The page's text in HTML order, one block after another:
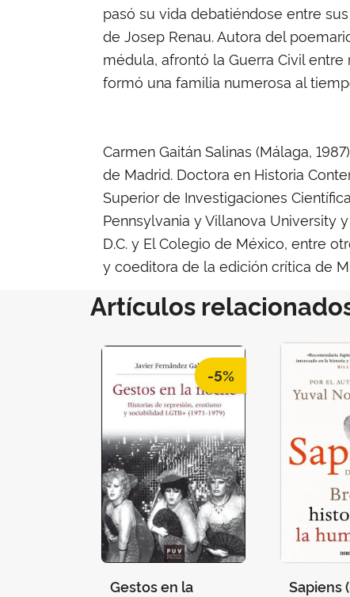
pasó su vida debatiéndose entre
de Josep Renau. Autora del
médula, afrontó la Guerra Civil
formó una familia numerosa al
Carmen Gaitán Salinas (Málaga,
de Madrid. Doctora en Historia
Superior de Investigaciones
Pennsylvania y Villanova University
D.C. y El Colegio de México, entre
y coeditora de la edición crítica de
Artículos
-5%
Gestos en la
Sapiens